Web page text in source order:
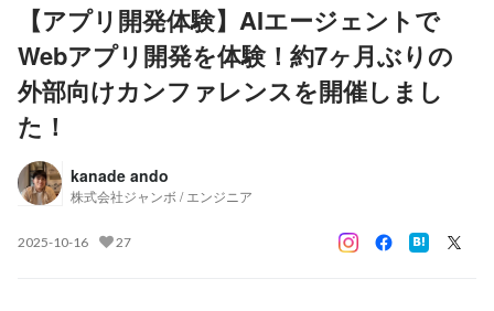
【アプリ開発体験】AIエージェントで
Webアプリ開発を体験！約7ヶ月ぶりの
外部向けカンファレンスを開催しまし
た！
kanade ando
株式会社ジャンボ / エンジニア
2025-10-16 27